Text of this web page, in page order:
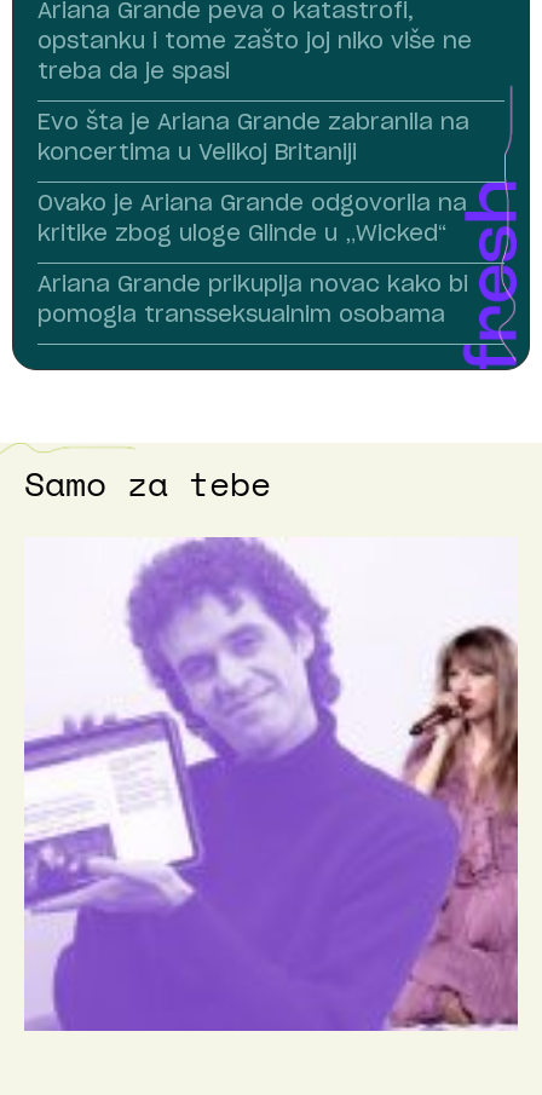
Ariana Grande peva o katastrofi,
opstanku i tome zašto joj niko više ne
treba da je spasi
Evo šta je Ariana Grande zabranila na
koncertima u Velikoj Britaniji
Ovako je Ariana Grande odgovorila na
kritike zbog uloge Glinde u „Wicked“
Ariana Grande prikuplja novac kako bi
pomogla transseksualnim osobama
Samo za tebe